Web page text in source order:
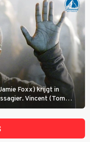
Foxx) krijgt in
Vincent (Tom
door te loodsen om een